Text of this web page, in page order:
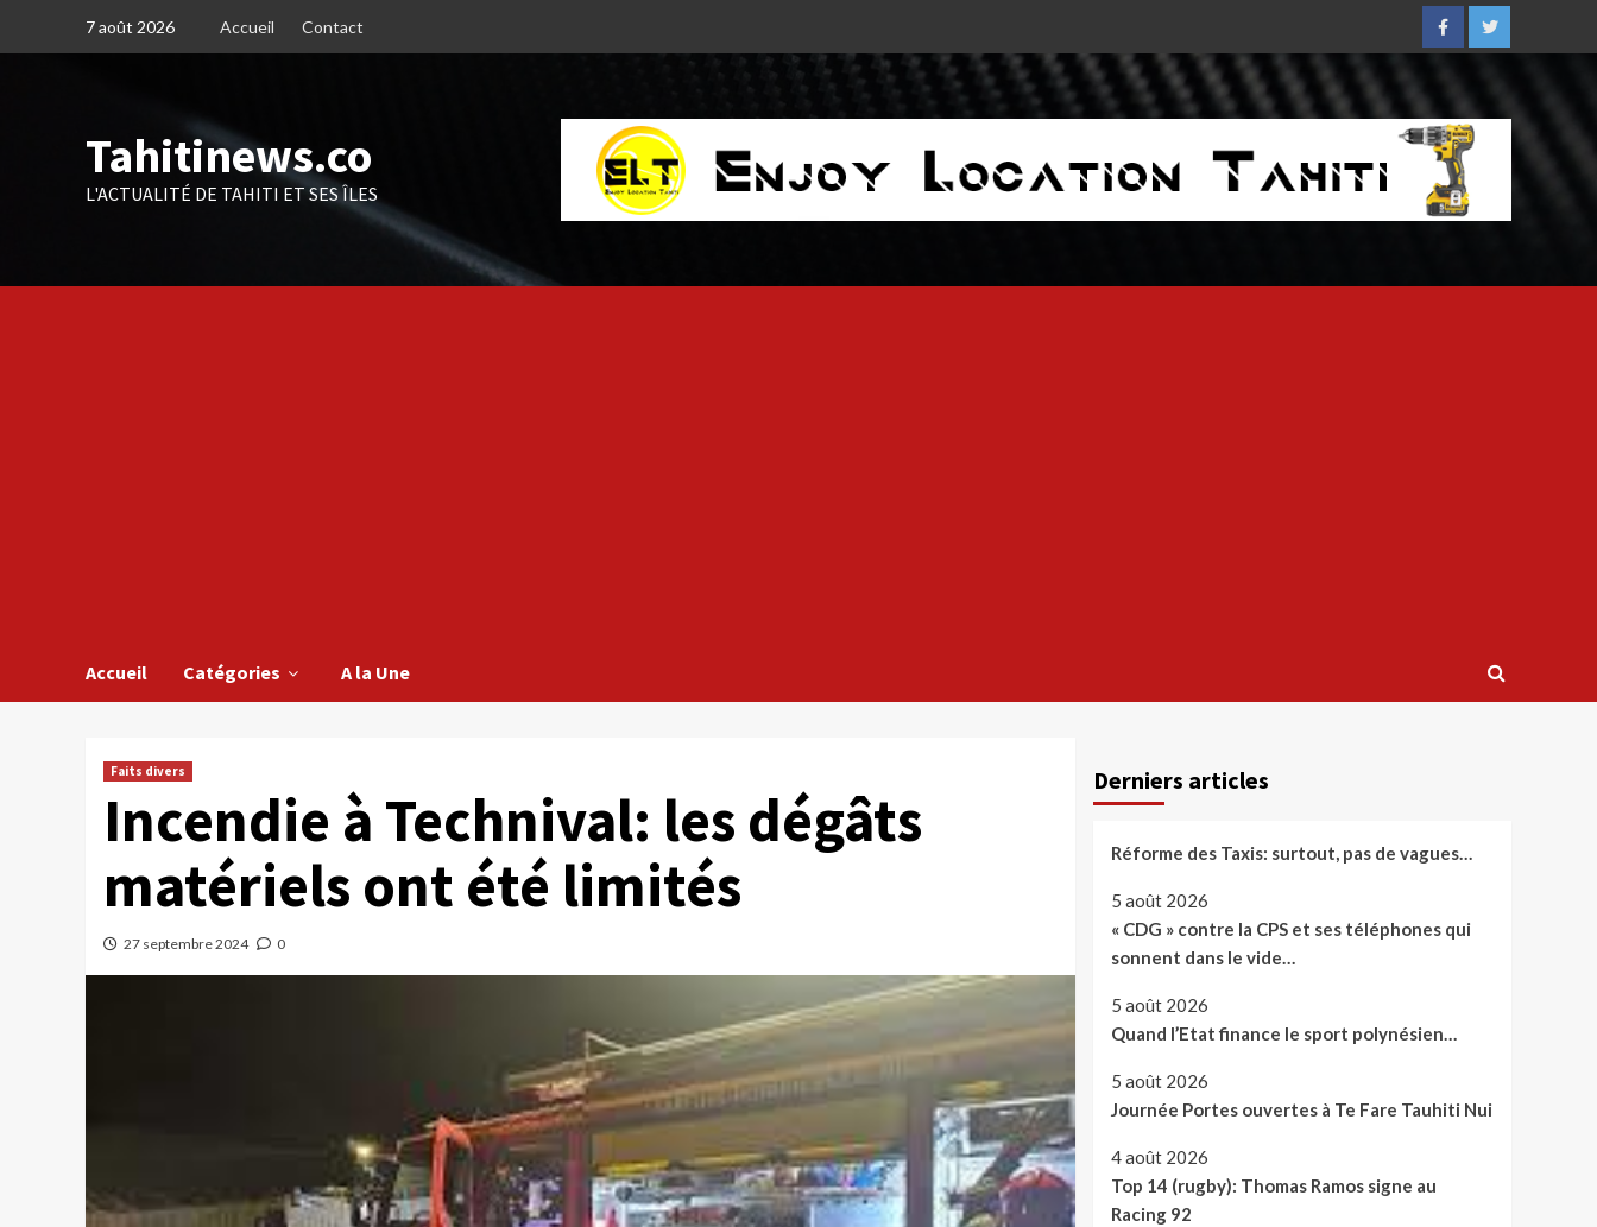
7 août 2026 Accueil Contact
FacebookTwitter
Tahitinews.co
L'ACTUALITÉ DE TAHITI ET SES ÎLES
Accueil Catégories A la Une
Faits divers
Incendie à Technival: les dégâts
matériels ont été limités
27 septembre 2024 0
Derniers articles
Réforme des Taxis: surtout, pas de vagues…
5 août 2026
« CDG » contre la CPS et ses téléphones qui
sonnent dans le vide…
5 août 2026
Quand l’Etat finance le sport polynésien…
5 août 2026
Journée Portes ouvertes à Te Fare Tauhiti Nui
4 août 2026
Top 14 (rugby): Thomas Ramos signe au
Racing 92